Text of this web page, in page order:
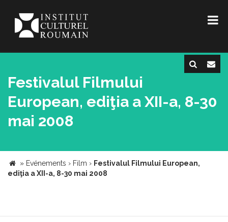
Festivalul Filmului
European, ediţia a XII-a, 8-30
mai 2008
» Evénements › Film › Festivalul Filmului European,
ediţia a XII-a, 8-30 mai 2008